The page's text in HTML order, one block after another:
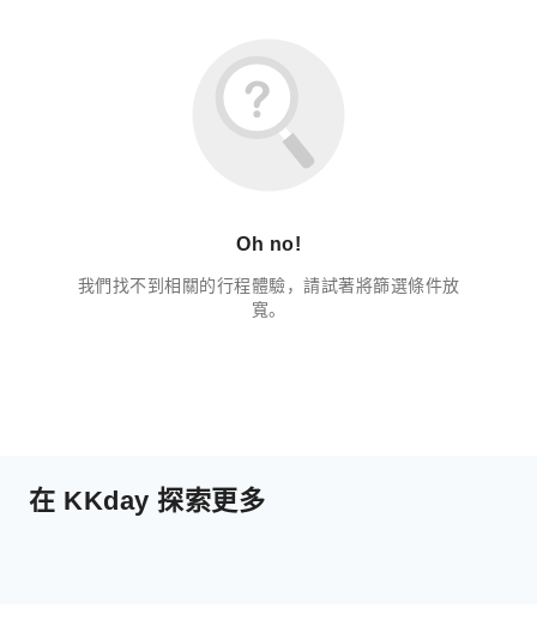
Oh no!
我們找不到相關的行程體驗，請試著將篩選條件放
寬。
在 KKday 探索更多